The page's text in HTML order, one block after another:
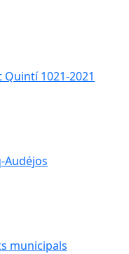
Quintí 1021-2021
Audéjos
municipals